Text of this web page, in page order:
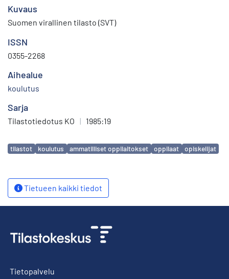
Kuvaus
Suomen virallinen tilasto (SVT)
ISSN
0355-2268
Aihealue
koulutus
Sarja
Tilastotiedotus KO | 1985:19
Avainsanat
tilastot koulutus ammatilliset oppilaitokset oppilaat opiskelijat
Tietueen kaikki tiedot
Tietopalvelu